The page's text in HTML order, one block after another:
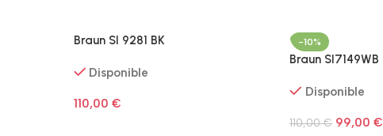
Braun SI 9281 BK
Disponible
110,00 €
-10%
Braun SI7149WB
Disponible
110,00€ 99,00€